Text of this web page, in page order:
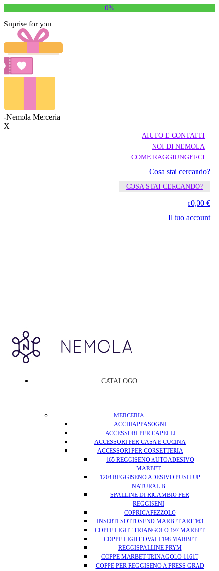
0%
Suprise for you
-Nemola Merceria
X
AIUTO E CONTATTI
NOI DI NEMOLA
COME RAGGIUNGERCI
Cosa stai cercando?
COSA STAI CERCANDO?
00,00 €
Il tuo account
CATALOGO
MERCERIA
ACCHIAPPASOGNI
ACCESSORI PER CAPELLI
ACCESSORI PER CASA E CUCINA
ACCESSORI PER CORSETTERIA
165 REGGISENO AUTOADESIVO
MARBET
1208 REGGISENO ADESIVO PUSH UP
NATURAL B
SPALLINE DI RICAMBIO PER
REGGISENI
COPRICAPEZZOLO
INSERTI SOTTOSENO MARBET ART 163
COPPE LIGHT TRIANGOLO 197 MARBET
COPPE LIGHT OVALI 198 MARBET
REGGISPALLINE PRYM
COPPE MARBET TRINAGOLO 1161T
COPPE PER REGGISENO A PRESS GRAD